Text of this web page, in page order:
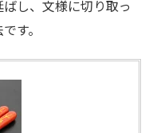
し、文様に切り取っ
す。